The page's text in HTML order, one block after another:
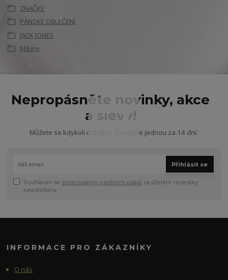
ZNAČKY
PÁNSKÉ OBLEČENÍ
JACK JONES
Mikiny
Nepropásněte novinky, akce
a slevy!
Můžete se kdykoli odhlásit. Zasíláme jednou za 14 dní.
Přihlásit se
Souhlasím se zpracováním osobních údajů za účelem rozesílky
newsletteru.
INFORMACE PRO ZÁKAZNÍKY
O nás